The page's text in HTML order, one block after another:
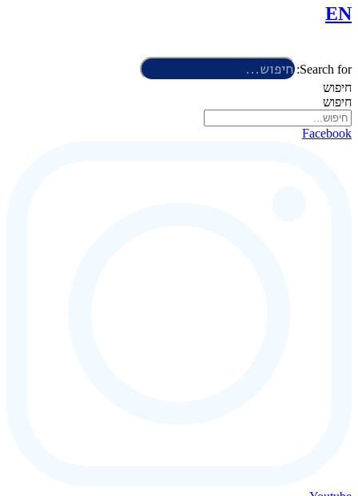
EN
Search for:
חיפוש
חיפוש
Facebook